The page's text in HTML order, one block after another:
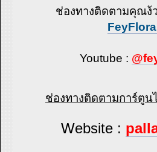
ช่องทางติดตามคุณง้
Youtube :
ช่องทางติดตามการ์ตูน
Website :